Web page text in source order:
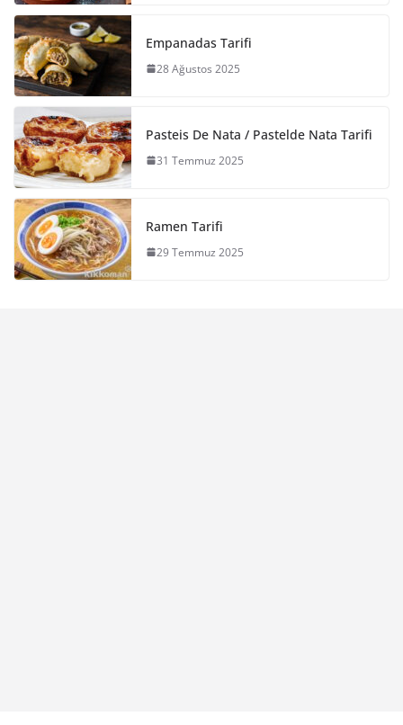
Empanadas Tarifi
28 Ağustos 2025
Pasteis De Nata / Pastelde Nata Tarifi
31 Temmuz 2025
Ramen Tarifi
29 Temmuz 2025